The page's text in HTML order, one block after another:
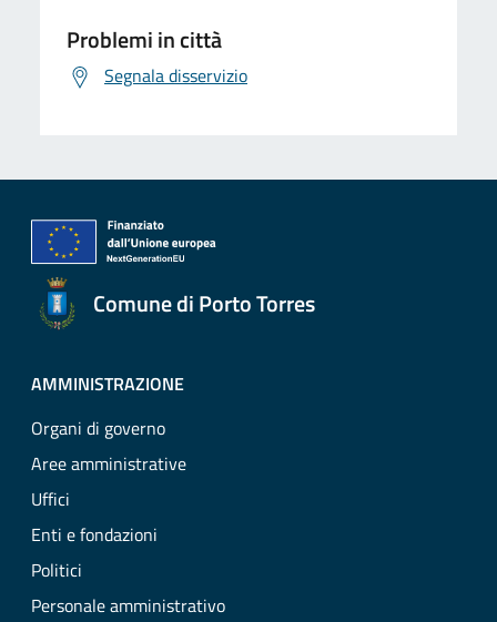
Problemi in città
Segnala disservizio
Comune di Porto Torres
AMMINISTRAZIONE
Organi di governo
Aree amministrative
Uffici
Enti e fondazioni
Politici
Personale amministrativo